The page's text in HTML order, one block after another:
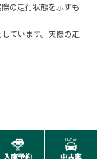
の走行状態を示すも
ています。実際の走
入庫予約 中古車